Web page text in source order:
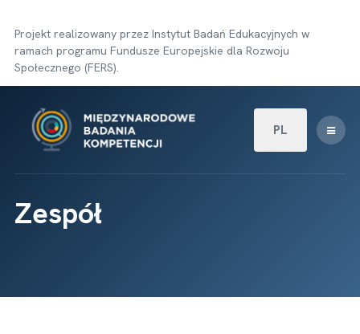
Projekt realizowany przez Instytut Badań Edukacyjnych w
ramach programu Fundusze Europejskie dla Rozwoju
Społecznego (FERS).
Wybierz swój język
PL
Zespół